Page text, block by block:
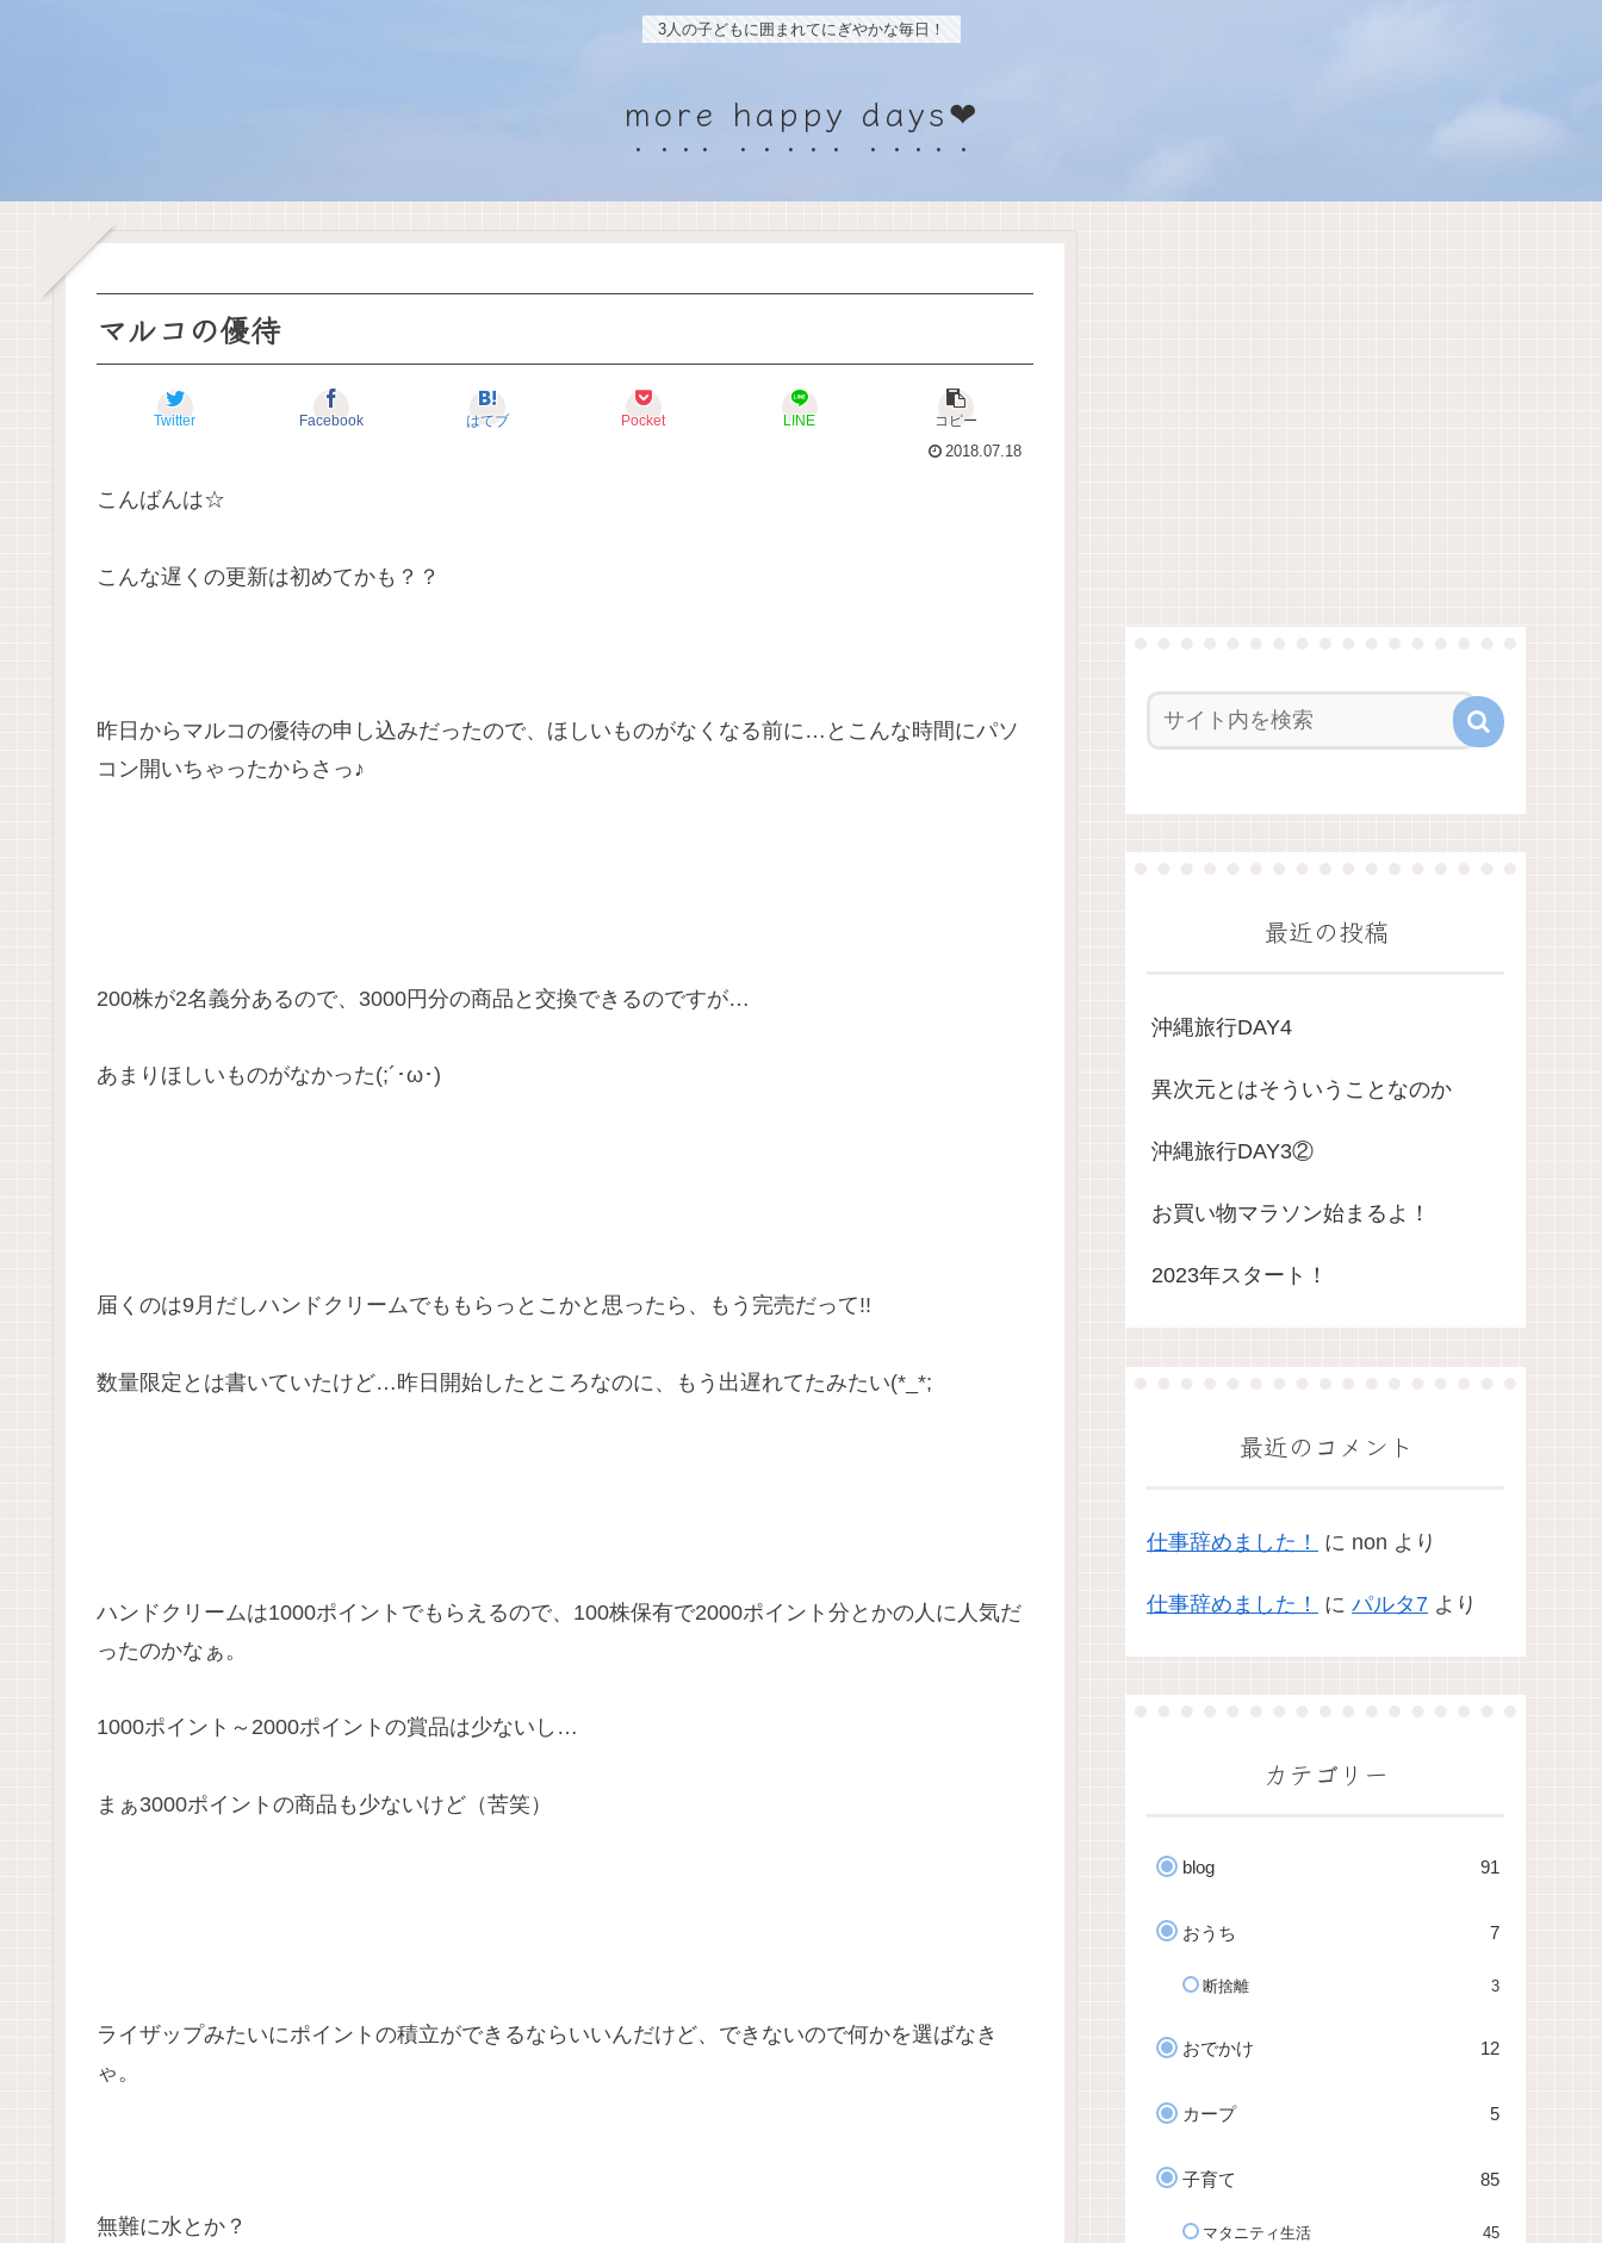
3人の子どもに囲まれてにぎやかな毎日！
more happy days❤
マルコの優待
Twitter Facebook はてブ Pocket LINE
コピー
2018.07.18
こんばんは☆
こんな遅くの更新は初めてかも？？
昨日からマルコの優待の申し込みだったので、ほしいものがなくなる前に…とこんな時間にパソ
コン開いちゃったからさっ♪
200株が2名義分あるので、3000円分の商品と交換できるのですが…
あまりほしいものがなかった(;´･ω･)
届くのは9月だしハンドクリームでももらっとこかと思ったら、もう完売だって!!
数量限定とは書いていたけど…昨日開始したところなのに、もう出遅れてたみたい(*_*;
ハンドクリームは1000ポイントでもらえるので、100株保有で2000ポイント分とかの人に人気だ
ったのかなぁ。
1000ポイント～2000ポイントの賞品は少ないし…
まぁ3000ポイントの商品も少ないけど（苦笑）
ライザップみたいにポイントの積立ができるならいいんだけど、できないので何かを選ばなき
ゃ。
無難に水とか？
最近の投稿
沖縄旅行DAY4
異次元とはそういうことなのか
沖縄旅行DAY3②
お買い物マラソン始まるよ！
2023年スタート！
最近のコメント
仕事辞めました！ に non より
仕事辞めました！ に パルタ7 より
カテゴリー
blog 91
おうち 7
断捨離 3
おでかけ 12
カープ 5
子育て 85
マタニティ生活 45